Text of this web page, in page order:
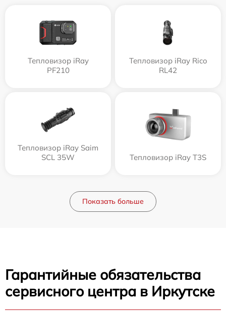
Тепловизор iRay
PF210
Тепловизор iRay Rico
RL42
Тепловизор iRay Saim
SCL 35W
Тепловизор iRay T3S
Показать больше
Гарантийные обязательства
сервисного центра в Иркутске